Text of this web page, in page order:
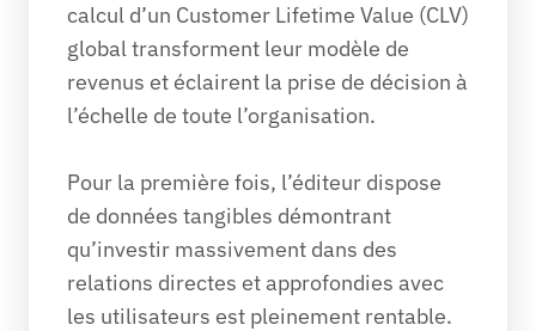
calcul d’un Customer Lifetime Value (CLV)
global transforment leur modèle de
revenus et éclairent la prise de décision à
l’échelle de toute l’organisation.
Pour la première fois, l’éditeur dispose
de données tangibles démontrant
qu’investir massivement dans des
relations directes et approfondies avec
les utilisateurs est pleinement rentable.